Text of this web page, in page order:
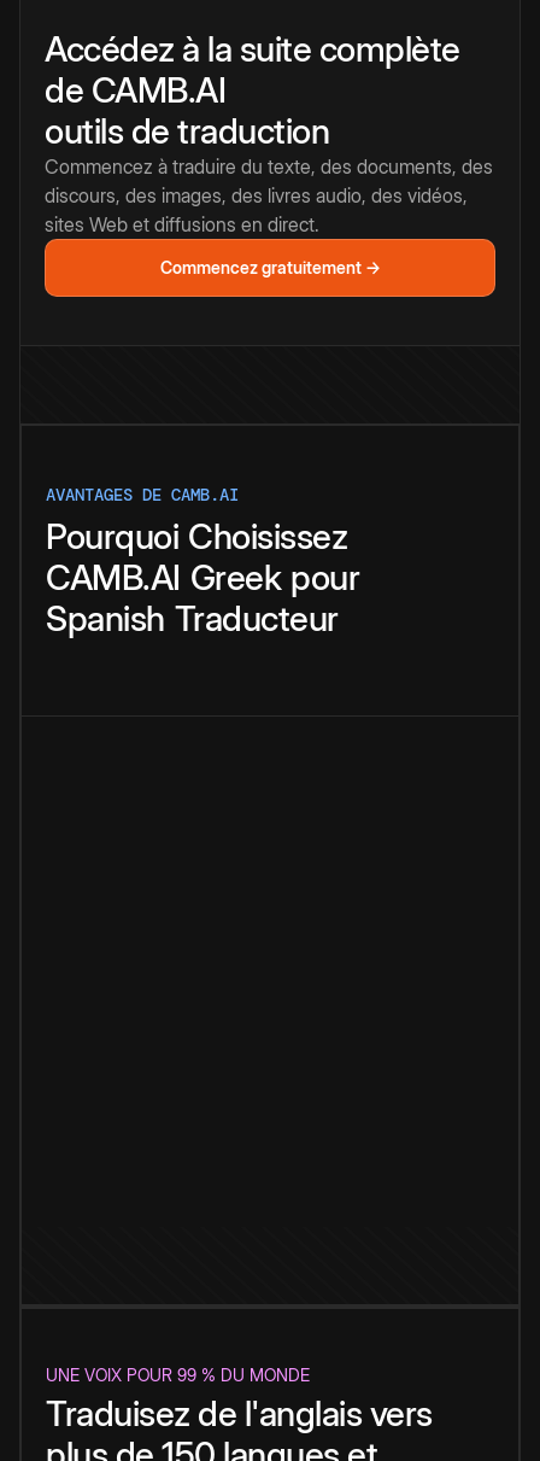
Accédez à la suite complète
de CAMB.AI
outils de traduction
Commencez à traduire du texte, des documents, des
discours, des images, des livres audio, des vidéos,
sites Web et diffusions en direct.
Commencez gratuitement →
AVANTAGES DE CAMB.AI
Pourquoi Choisissez
CAMB.AI Greek pour
Spanish Traducteur
UNE VOIX POUR 99 % DU MONDE
Traduisez de l'anglais vers